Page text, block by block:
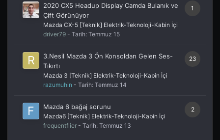
1
2020 CX5 Headup Display Camda Bulanık ve
Çift Görünüyor
Mazda CX-5 [Teknik] Elektrik-Teknoloji-Kabin İçi
driver79 - Tarih: Temmuz 15
23
3.Nesil Mazda 3 Ön Konsoldan Gelen Ses-
Tıkırtı
Mazda 3 [Teknik] Elektrik-Teknoloji-Kabin İçi
razumuhin - Tarih: Temmuz 14
2
Mazda 6 bağaj sorunu
Mazda6 [Teknik] Elektrik-Teknoloji-Kabin İçi
frequentflier - Tarih: Temmuz 13